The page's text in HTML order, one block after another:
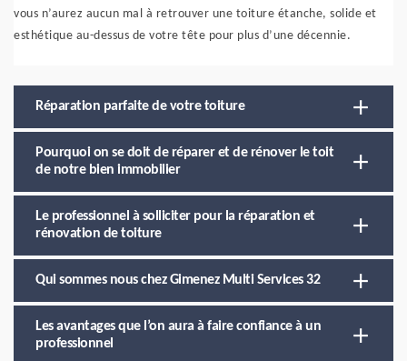
vous n’aurez aucun mal à retrouver une toiture étanche, solide et
esthétique au-dessus de votre tête pour plus d’une décennie.
Réparation parfaite de votre toiture
Pourquoi on se doit de réparer et de rénover le toit
de notre bien immobilier
Le professionnel à solliciter pour la réparation et
rénovation de toiture
Qui sommes nous chez Gimenez Multi Services 32
Les avantages que l’on aura à faire confiance à un
professionnel